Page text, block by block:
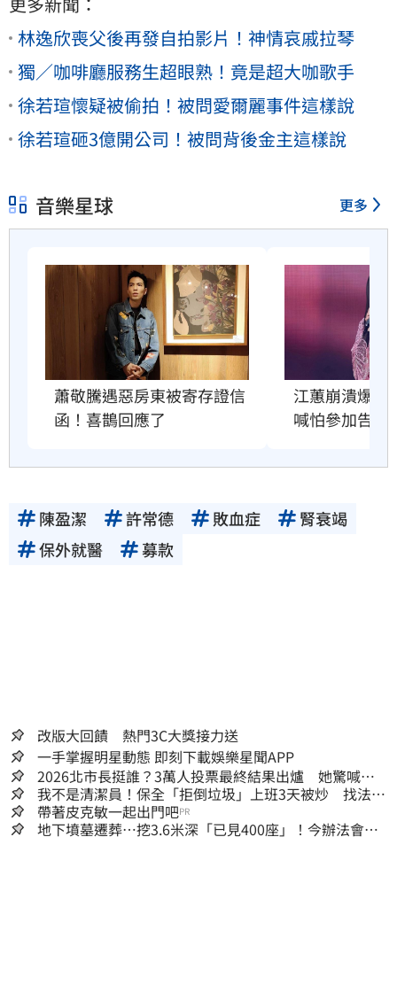
林逸欣喪父後再發自拍影片！神情哀戚拉琴
獨／咖啡廳服務生超眼熟！竟是超大咖歌手
徐若瑄懷疑被偷拍！被問愛爾麗事件這樣說
徐若瑄砸3億開公司！被問背後金主這樣說
音樂星球 更多
蕭敬騰遇惡房東被寄存證信
函！喜鵲回應了
江蕙崩潰爆哭
喊怕參加告別
陳盈潔 許常德 敗血症
腎衰竭
保外就醫
募款
改版大回饋 熱門3C大獎接力送
一手掌握明星動態 即刻下載娛樂星聞APP
2026北市長挺誰？3萬人投票最終結果出爐 她驚喊：
蔣萬安真該緊張了
我不是清潔員！保全「拒倒垃圾」上班3天被炒 找法院
討公道結果出爐
帶著皮克敏一起出門吧PR
地下墳墓遷葬…挖3.6米深「已見400座」！今辦法會安